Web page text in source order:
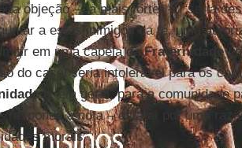
objeção – “a mais forte” –, “seria
a estes inimigos da fé, uma
em uma capela daFraternidade
do casal seria intolerável para os
e, em geral, para a comunidade
responde a nota – está aí por uma
morais”.